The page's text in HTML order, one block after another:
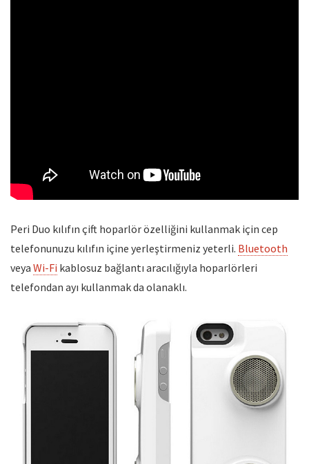
Peri Duo kılıfın çift hoparlör özelliğini kullanmak için cep
telefonunuzu kılıfın içine yerleştirmeniz yeterli. Bluetooth
veya Wi-Fi kablosuz bağlantı aracılığıyla hoparlörleri
telefondan ayı kullanmak da olanaklı.